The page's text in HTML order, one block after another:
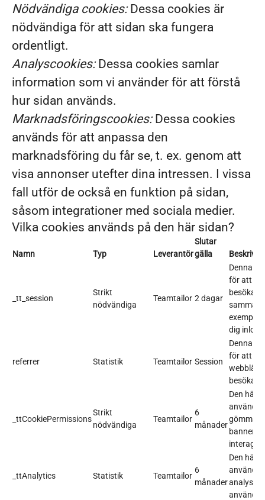
Nödvändiga cookies:Dessa cookies är
nödvändiga för att sidan ska fungera
ordentligt.
Analyscookies:Dessa cookies samlar
information som vi använder för att förstå
hur sidan används.
Marknadsföringscookies:Dessa cookies
används för att anpassa den
marknadsföring du får se, t. ex. genom att
visa annonser utefter dina intressen. I vissa
fall utför de också en funktion på sidan,
såsom integrationer med sociala medier.
Vilka cookies används på den här sidan?
Namn Typ Leverantör
Slutar
gälla
_tt_session
Strikt
nödvändiga
Teamtailor 2 dagar
Denna
för att
exempel
dig
referrer Statistik Teamtailor Session
Denna
för att
_ttCookiePermissions
Strikt
nödvändiga
Teamtailor
6
månader
Den här
används
gömma
bannern
_ttAnalytics Statistik Teamtailor
6
månader
Den här
används